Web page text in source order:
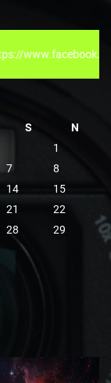
S
N
1
7
8
14
15
21
22
28
29